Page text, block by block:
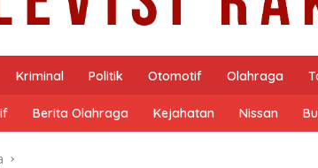
Kriminal Politik Otomotif Olahraga
Berita Olahraga Kejahatan Nissan